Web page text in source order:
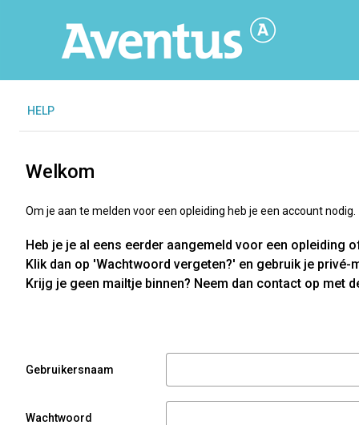
H ELP
Welkom
Om je aan te melden voor een opleiding heb je een account nodig.
Heb je je al eens eerder aangemeld voor een opleiding
Klik dan op 'Wachtwoord vergeten?' en gebruik je privé-
Krijg je geen mailtje binnen? Neem dan contact op met
Gebruikersnaam
Wachtwoord